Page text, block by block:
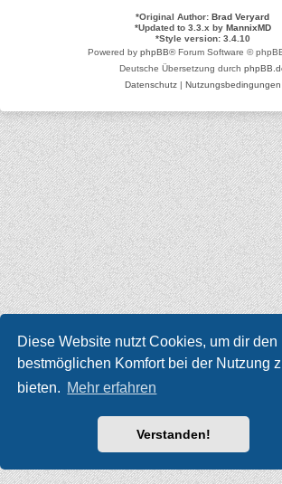
Diese Website nutzt Cookies, um dir den
bestmöglichen Komfort bei der Nutzung
bieten. Mehr erfahren
Verstanden!
*Original Author: Brad Veryard
*Updated to 3.3.x by MannixMD
*Style version: 3.4.10
Powered by phpBB® Forum Software ©
Deutsche Übersetzung durch
Datenschutz| Nutzungsbedingungen